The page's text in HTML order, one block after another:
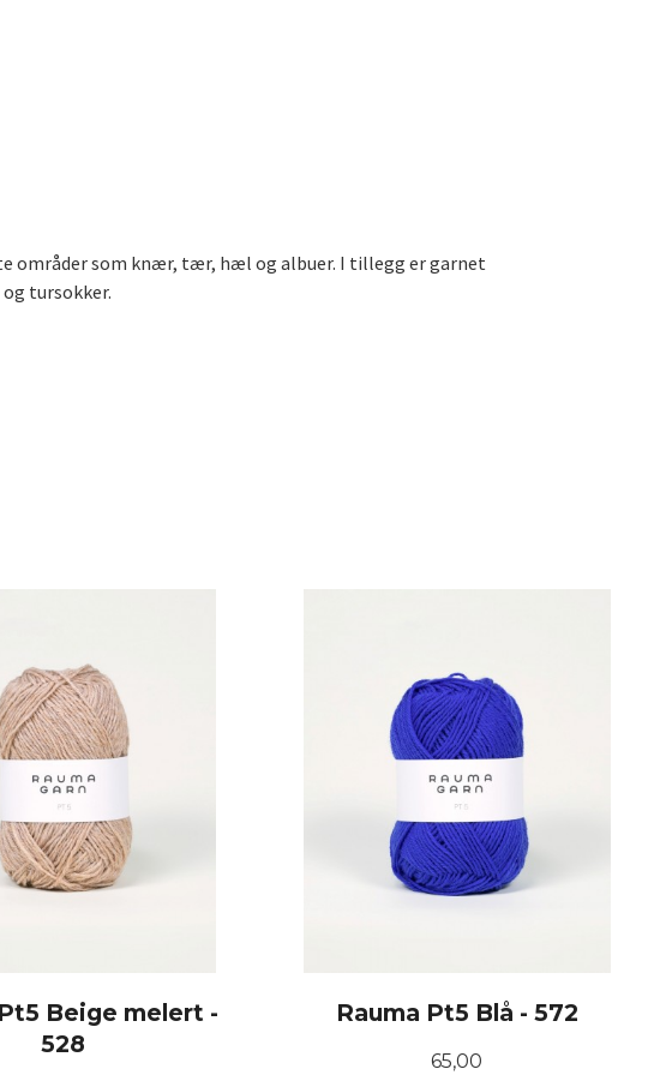
områder som knær, tær, hæl og albuer. I tillegg er garnet
tursokker.
Beige melert -
528
Rauma Pt5 Blå - 572
Pris
65,00